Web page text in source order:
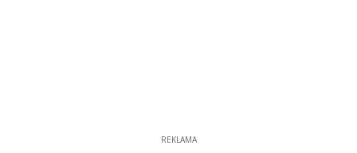
REKLAMA